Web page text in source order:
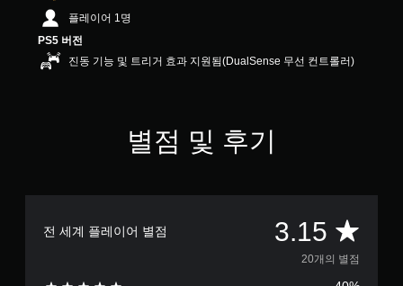
플레이어 1명
PS5 버전
진동 기능 및 트리거 효과 지원됨(DualSense 무선 컨트롤러)
별점 및 후기
전 세계 플레이어 별점 3.15 총
2
20개의 별점